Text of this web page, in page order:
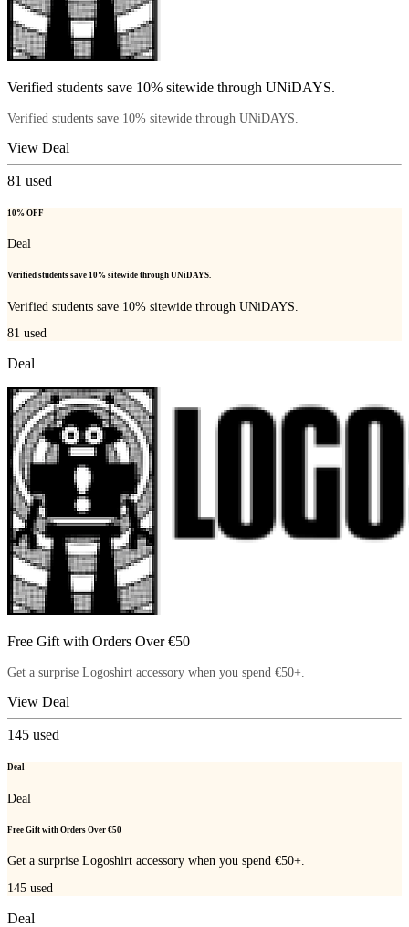
Verified students save 10% sitewide through UNiDAYS.
Verified students save 10% sitewide through UNiDAYS.
View Deal
81 used
10% OFF
Deal
Verified students save 10% sitewide through UNiDAYS.
Verified students save 10% sitewide through UNiDAYS.
81 used
Deal
Free Gift with Orders Over €50
Get a surprise Logoshirt accessory when you spend €50+.
View Deal
145 used
Deal
Deal
Free Gift with Orders Over €50
Get a surprise Logoshirt accessory when you spend €50+.
145 used
Deal